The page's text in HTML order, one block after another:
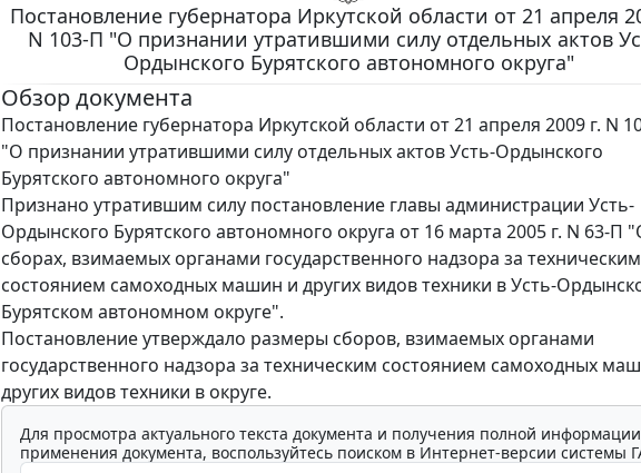
Постановление губернатора Иркутской области от 21 апреля
N 103-П "О признании утратившими силу отдельных актов
Ордынского Бурятского автономного округа"
Обзор документа
Постановление губернатора Иркутской области от 21 апреля 2009 г. N
"О признании утратившими силу отдельных актов Усть-Ордынского
Бурятского автономного округа"
Признано утратившим силу постановление главы администрации Усть-
Ордынского Бурятского автономного округа от 16 марта 2005 г. N 63-П
сборах, взимаемых органами государственного надзора за техническим
состоянием самоходных машин и других видов техники в Усть-
Бурятском автономном округе".
Постановление утверждало размеры сборов, взимаемых органами
государственного надзора за техническим состоянием самоходных
других видов техники в округе.
Для просмотра актуального текста документа и получения полной
применения документа, воспользуйтесь поиском в Интернет-версии системы